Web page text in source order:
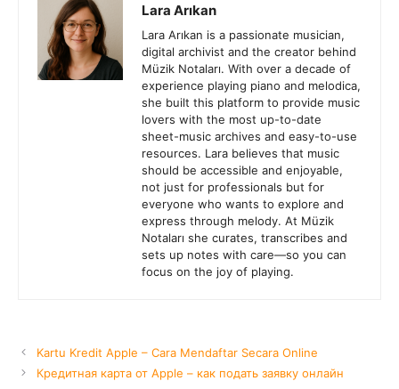
Lara Arıkan
Lara Arıkan is a passionate musician,
digital archivist and the creator behind
Müzik Notaları. With over a decade of
experience playing piano and melodica,
she built this platform to provide music
lovers with the most up-to-date
sheet-music archives and easy-to-use
resources. Lara believes that music
should be accessible and enjoyable,
not just for professionals but for
everyone who wants to explore and
express through melody. At Müzik
Notaları she curates, transcribes and
sets up notes with care—so you can
focus on the joy of playing.
Kartu Kredit Apple – Cara Mendaftar Secara Online
Кредитная карта от Apple – как подать заявку онлайн